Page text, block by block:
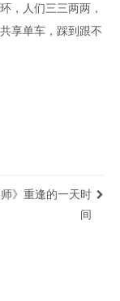
，人们三三两两，
享单车，踩到跟不
》重逢的一天时
间